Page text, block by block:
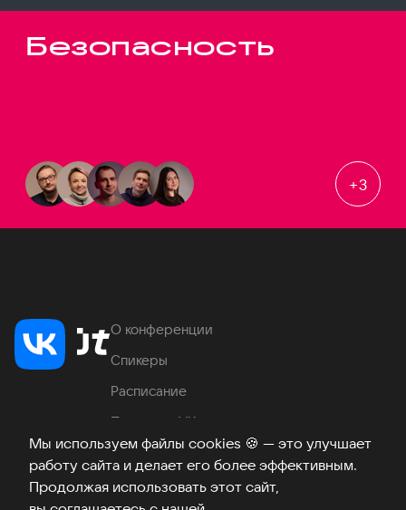
Мы используем файлы cookies 🍪 — это улучшает
работу сайта и делает его более эффективным.
Продолжая использовать этот сайт,
Безопасность
+3
О конференции
Спикеры
Расписание
Продукты VK
Место проведения
Часто задаваемые вопросы